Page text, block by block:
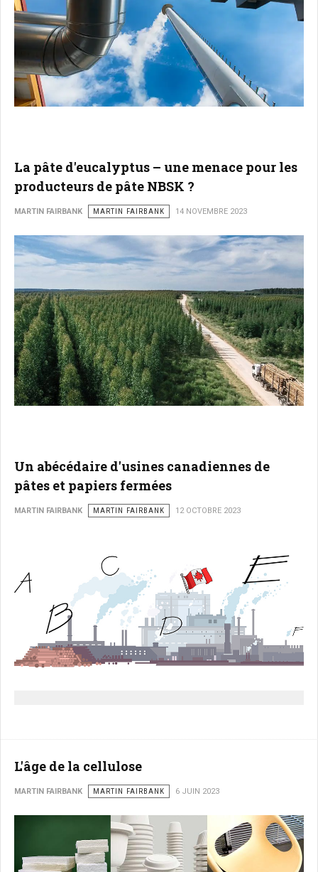
La pâte d'eucalyptus – une menace pour les
producteurs de pâte NBSK ?
MARTIN FAIRBANK MARTIN FAIRBANK 14 NOVEMBRE 2023
Un abécédaire d'usines canadiennes de
pâtes et papiers fermées
MARTIN FAIRBANK MARTIN FAIRBANK 12 OCTOBRE 2023
L'âge de la cellulose
MARTIN FAIRBANK MARTIN FAIRBANK 6 JUIN 2023